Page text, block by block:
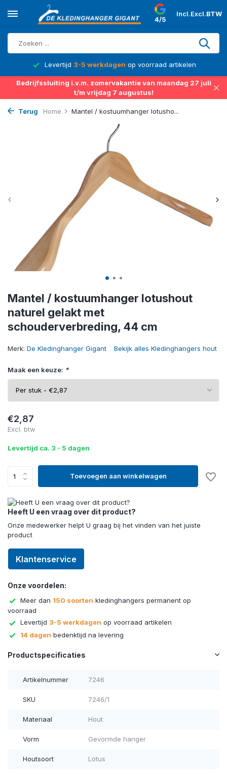
4/5
Incl.Excl.BTW
Levertijd 3-5 werkdagen op voorraad artikelen
Bedrijfssluiting i.v.m. zomervakantie van maandag 27 juli
t/m vrijdag 7 augustus!
Terug Home Mantel / kostuumhanger lotusho...
Mantel / kostuumhanger lotushout
naturel gelakt met
schouderverbreding, 44 cm
Merk: De Kledinghanger Gigant Bekijk alles Kledinghangers hout
Maak een keuze: *
€2,87
Excl. btw
Levertijd ca. 3 - 5 dagen
Toevoegen aan winkelwagen
Heeft U een vraag over dit product?
Onze medewerker helpt U graag bij het vinden van het juiste
product
Klantenservice
Onze voordelen:
Meer dan 150 soorten kledinghangers permanent op
voorraad
Levertijd 3-5 werkdagen op voorraad artikelen
14 dagen bedenktijd na levering
Productspecificaties
Artikelnummer 7246
SKU 7246/1
Materiaal Hout
Vorm Gevormde hanger
Houtsoort Lotus